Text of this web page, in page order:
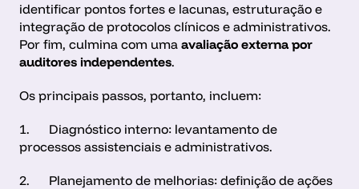
identificar pontos fortes e lacunas, estruturação e
integração de protocolos clínicos e administrativos.
Por fim, culmina com uma avaliação externa por
auditores independentes.
Os principais passos, portanto, incluem:
1.      Diagnóstico interno: levantamento de
processos assistenciais e administrativos.
2.      Planejamento de melhorias: definição de ações